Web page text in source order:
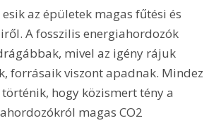
az épületek magas fűtési és
A fosszilis energiahordozók
mivel az igény rájuk
forrásaik viszont apadnak. Mindez
hogy közismert tény a
magas CO2